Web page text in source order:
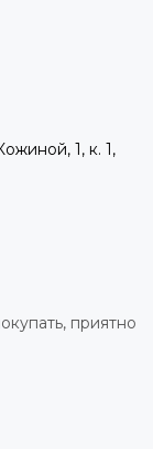
1, к. 1,
приятно